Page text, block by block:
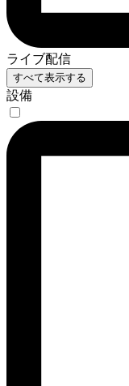
ライブ配信
すべて表示する
設備